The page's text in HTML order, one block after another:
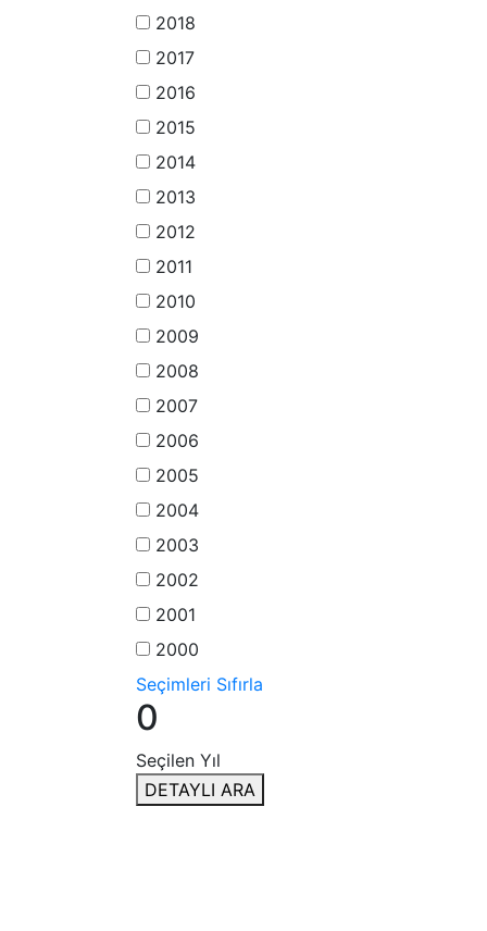
2018
2017
2016
2015
2014
2013
2012
2011
2010
2009
2008
2007
2006
2005
2004
2003
2002
2001
2000
Seçimleri Sıfırla
0
Seçilen Yıl
DETAYLI ARA